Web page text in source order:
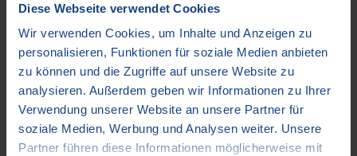
Diese Webseite verwendet Cookies
Wir verwenden Cookies, um Inhalte und Anzeigen zu
personalisieren, Funktionen für soziale Medien anbieten
zu können und die Zugriffe auf unsere Website zu
analysieren. Außerdem geben wir Informationen zu Ihrer
Verwendung unserer Website an unsere Partner für
soziale Medien, Werbung und Analysen weiter. Unsere
Partner führen diese Informationen möglicherweise mit
Um Ihnen den bestmöglichen Service zu bieten,
können Sie sich bei uns digital bewerben. Kopieren Sie
den untenstehenden Link in die Adresszeile Ihres
Browsers und folgen Sie der Anleitung.
https://tenant.immomio.com/apply/4b780813-906f-
418c-ad10-2870ebb273f1